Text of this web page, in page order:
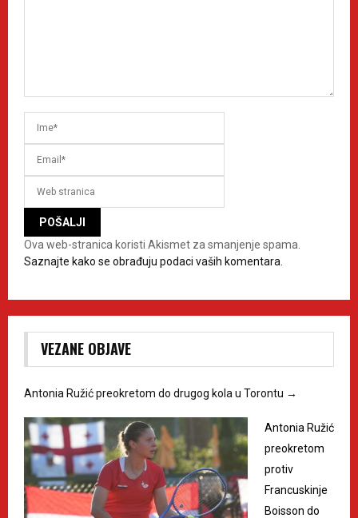
Ova web-stranica koristi Akismet za smanjenje spama.
Saznajte kako se obrađuju podaci vaših komentara.
VEZANE OBJAVE
Antonia Ružić preokretom do drugog kola u Torontu →
Antonia Ružić
preokretom
protiv
Francuskinje
Boisson do